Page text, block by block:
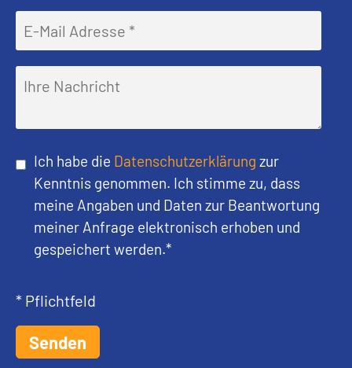
Ich habe die Datenschutzerklärung zur
Kenntnis genommen. Ich stimme zu, dass
meine Angaben und Daten zur Beantwortung
meiner Anfrage elektronisch erhoben und
gespeichert werden.*
* Pflichtfeld
Senden